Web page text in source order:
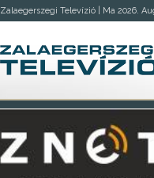
Zalaegerszegi Televízió | Ma 2026.